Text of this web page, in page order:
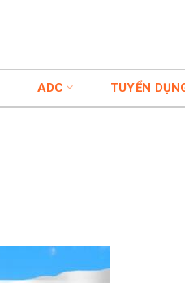
ADC TUYỂN